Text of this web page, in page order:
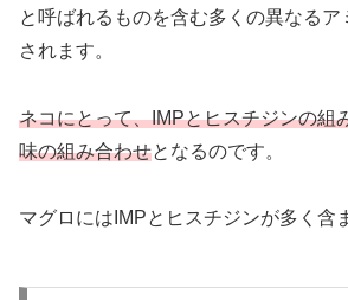
と呼ばれるものを含む多くの異なる
されます。
ネコにとって、IMPとヒスチジンの組
味の組み合わせとなるのです。
マグロにはIMPとヒスチジンが多く含